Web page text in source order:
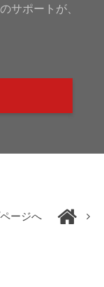
サポートが、
ページへ